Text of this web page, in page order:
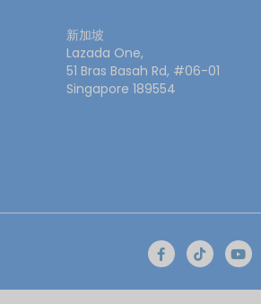
新加坡
Lazada One,
51 Bras Basah Rd, #06-01
Singapore 189554